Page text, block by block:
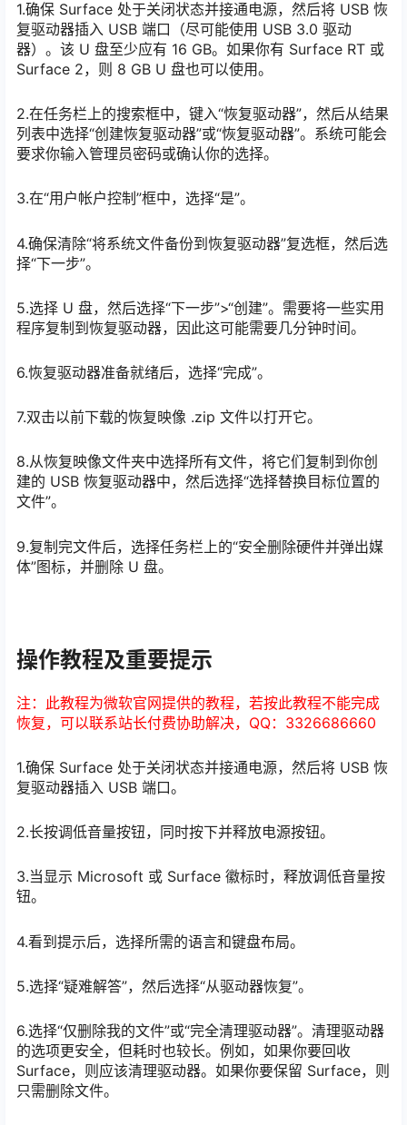
1.确保 Surface 处于关闭状态并接通电源，然后将 USB 恢
复驱动器插入 USB 端口（尽可能使用 USB 3.0 驱动
器）。该 U 盘至少应有 16 GB。如果你有 Surface RT 或
Surface 2，则 8 GB U 盘也可以使用。
2.在任务栏上的搜索框中，键入“恢复驱动器”，然后从结果
列表中选择“创建恢复驱动器”或“恢复驱动器”。系统可能会
要求你输入管理员密码或确认你的选择。
3.在“用户帐户控制”框中，选择“是”。
4.确保清除“将系统文件备份到恢复驱动器”复选框，然后选
择“下一步”。
5.选择 U 盘，然后选择“下一步”>“创建”。需要将一些实用
程序复制到恢复驱动器，因此这可能需要几分钟时间。
6.恢复驱动器准备就绪后，选择“完成”。
7.双击以前下载的恢复映像 .zip 文件以打开它。
8.从恢复映像文件夹中选择所有文件，将它们复制到你创
建的 USB 恢复驱动器中，然后选择“选择替换目标位置的
文件”。
9.复制完文件后，选择任务栏上的“安全删除硬件并弹出媒
体”图标，并删除 U 盘。
操作教程及重要提示
注：此教程为微软官网提供的教程，若按此教程不能完成
恢复，可以联系站长付费协助解决，QQ：3326686660
1.确保 Surface 处于关闭状态并接通电源，然后将 USB 恢
复驱动器插入 USB 端口。
2.长按调低音量按钮，同时按下并释放电源按钮。
3.当显示 Microsoft 或 Surface 徽标时，释放调低音量按
钮。
4.看到提示后，选择所需的语言和键盘布局。
5.选择“疑难解答”，然后选择“从驱动器恢复”。
6.选择“仅删除我的文件”或“完全清理驱动器”。清理驱动器
的选项更安全，但耗时也较长。例如，如果你要回收
Surface，则应该清理驱动器。如果你要保留 Surface，则
只需删除文件。